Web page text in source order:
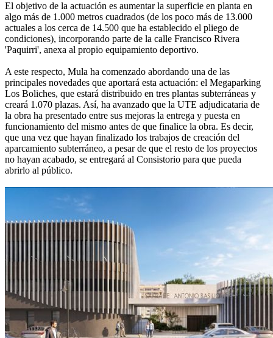
El objetivo de la actuación es aumentar la superficie en planta en
algo más de 1.000 metros cuadrados (de los poco más de 13.000
actuales a los cerca de 14.500 que ha establecido el pliego de
condiciones), incorporando parte de la calle Francisco Rivera
'Paquirri', anexa al propio equipamiento deportivo.
A este respecto, Mula ha comenzado abordando una de las
principales novedades que aportará esta actuación: el Megaparking
Los Boliches, que estará distribuido en tres plantas subterráneas y
creará 1.070 plazas. Así, ha avanzado que la UTE adjudicataria de
la obra ha presentado entre sus mejoras la entrega y puesta en
funcionamiento del mismo antes de que finalice la obra. Es decir,
que una vez que hayan finalizado los trabajos de creación del
aparcamiento subterráneo, a pesar de que el resto de los proyectos
no hayan acabado, se entregará al Consistorio para que pueda
abrirlo al público.